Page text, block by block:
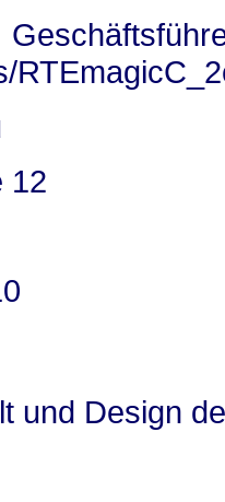
12
und Design